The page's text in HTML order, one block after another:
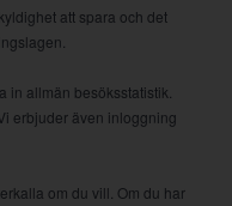
att spara och det
in allmän besöksstatistik.
erbjuder även inloggning
om du vill. Om du har